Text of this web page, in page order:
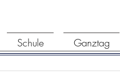
Schule Ganztag